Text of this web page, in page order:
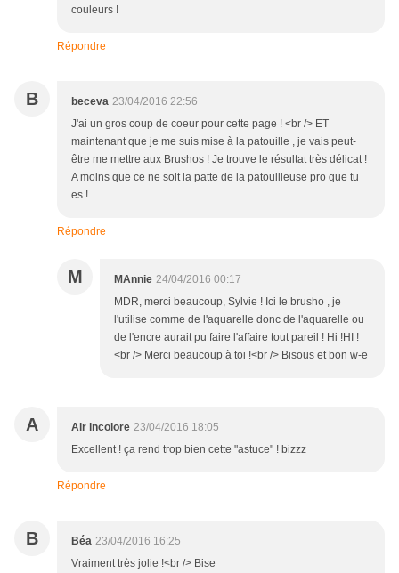
couleurs !
Répondre
B beceva 23/04/2016 22:56
J'ai un gros coup de coeur pour cette page ! <br /> ET
maintenant que je me suis mise à la patouille , je vais peut-
être me mettre aux Brushos ! Je trouve le résultat très délicat !
A moins que ce ne soit la patte de la patouilleuse pro que tu
es !
Répondre
M MAnnie 24/04/2016 00:17
MDR, merci beaucoup, Sylvie ! Ici le brusho , je
l'utilise comme de l'aquarelle donc de l'aquarelle ou
de l'encre aurait pu faire l'affaire tout pareil ! Hi !HI !
<br /> Merci beaucoup à toi !<br /> Bisous et bon w-e
A Air incolore 23/04/2016 18:05
Excellent ! ça rend trop bien cette "astuce" ! bizzz
Répondre
B Béa 23/04/2016 16:25
Vraiment très jolie !<br /> Bise